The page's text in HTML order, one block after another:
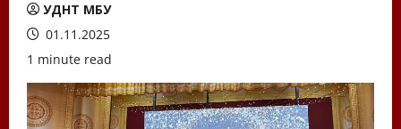
УДНТ МБУ
01.11.2025
1 minute read